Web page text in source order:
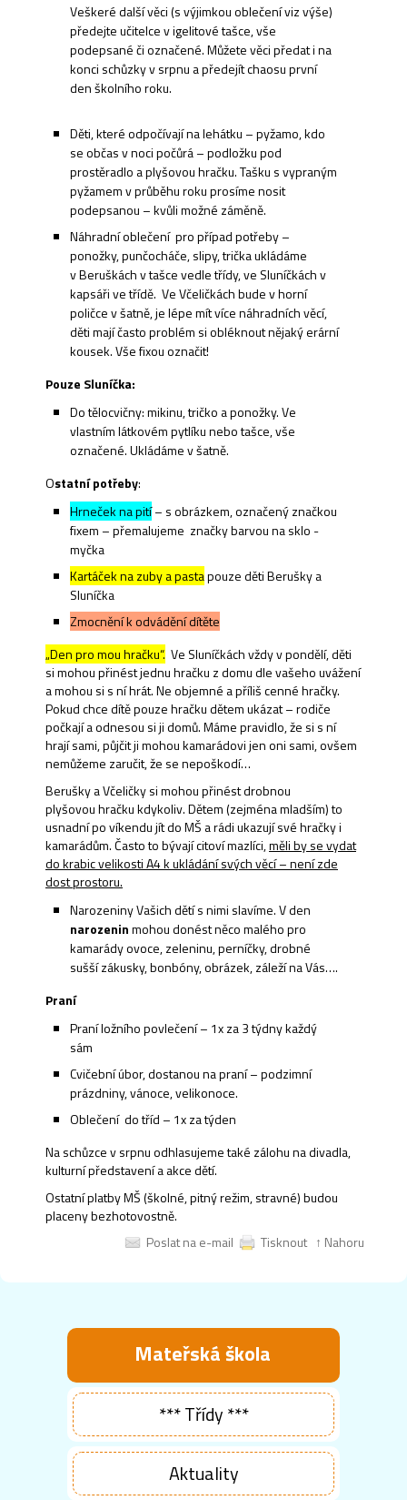
Veškeré další věci (s výjimkou oblečení viz výše)
předejte učitelce v igelitové tašce, vše
podepsané či označené. Můžete věci předat i na
konci schůzky v srpnu a předejít chaosu první
den školního roku.
Děti, které odpočívají na lehátku – pyžamo, kdo
se občas v noci počůrá – podložku pod
prostěradlo a plyšovou hračku. Tašku s vypraným
pyžamem v průběhu roku prosíme nosit
podepsanou – kvůli možné záměně.
Náhradní oblečení pro případ potřeby –
ponožky, punčocháče, slipy, trička ukládáme
v Beruškách v tašce vedle třídy, ve Sluníčkách v
kapsáři ve třídě. Ve Včeličkách bude v horní
poličce v šatně, je lépe mít více náhradních věcí,
děti mají často problém si obléknout nějaký erární
kousek. Vše fixou označit!
Pouze Sluníčka:
Do tělocvičny: mikinu, tričko a ponožky. Ve
vlastním látkovém pytlíku nebo tašce, vše
označené. Ukládáme v šatně.
Ostatní potřeby:
Hrneček na pití– s obrázkem, označený značkou
fixem – přemalujeme značky barvou na sklo -
myčka
Kartáček na zuby a pastapouze děti Berušky a
Sluníčka
Zmocnění k odvádění dítěte
„Den pro mou hračku“. Ve Sluníčkách vždy v pondělí, děti
si mohou přinést jednu hračku z domu dle vašeho uvážení
a mohou si s ní hrát. Ne objemné a příliš cenné hračky.
Pokud chce dítě pouze hračku dětem ukázat – rodiče
počkají a odnesou si ji domů. Máme pravidlo, že si s ní
hrají sami, půjčit ji mohou kamarádovi jen oni sami, ovšem
nemůžeme zaručit, že se nepoškodí…
Berušky a Včeličky si mohou přinést drobnou
plyšovou hračku kdykoliv. Dětem (zejména mladším) to
usnadní po víkendu jít do MŠ a rádi ukazují své hračky i
kamarádům. Často to bývají citoví mazlíci,měli by se vydat
do krabic velikosti A4 k ukládání svých věcí – není zde
dost prostoru.
Narozeniny Vašich dětí s nimi slavíme. V den
narozeninmohou donést něco malého pro
kamarády ovoce, zeleninu, perníčky, drobné
sušší zákusky, bonbóny, obrázek, záleží na Vás….
Praní
Praní ložního povlečení – 1x za 3 týdny každý
sám
Cvičební úbor, dostanou na praní – podzimní
prázdniny, vánoce, velikonoce.
Oblečení do tříd – 1x za týden
Na schůzce v srpnu odhlasujeme také zálohu na divadla,
kulturní představení a akce dětí.
Ostatní platby MŠ (školné, pitný režim, stravné) budou
placeny bezhotovostně.
Poslat na e-mail
Tisknout ↑ Nahoru
Mateřská škola
*** Třídy ***
Aktuality